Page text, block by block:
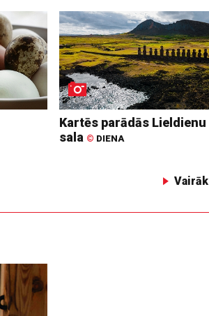
Kartēs parādās Lieldienu
sala © DIENA
Vairāk